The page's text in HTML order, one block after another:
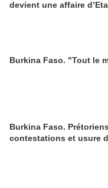
devient une affaire
Burkina Faso. "Tout le
Burkina Faso.
contestations et usure